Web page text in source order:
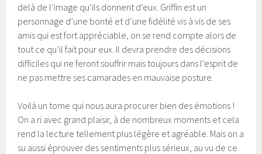
delà de l’image qu’ils donnent d’eux. Griffin est un
personnage d’une bonté et d’une fidélité vis à vis de ses
amis qui est fort appréciable, on se rend compte alors de
tout ce qu’il fait pour eux. Il devra prendre des décisions
difficiles qui ne feront souffrir mais toujours dans l’esprit de
ne pas mettre ses camarades en mauvaise posture.
Voilà un tome qui nous aura procurer bien des émotions !
On a ri avec grand plaisir, à de nombreux moments et cela
rend la lecture tellement plus légère et agréable. Mais on a
su aussi éprouver des sentiments plus sérieux, au vu de ce